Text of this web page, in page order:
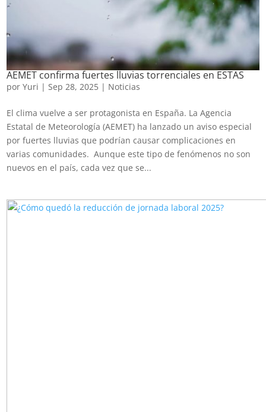
AEMET confirma fuertes lluvias torrenciales en ESTAS
porYuri | Sep 28, 2025 | Noticias
El clima vuelve a ser protagonista en España. La Agencia
Estatal de Meteorología (AEMET) ha lanzado un aviso especial
por fuertes lluvias que podrían causar complicaciones en
varias comunidades. Aunque este tipo de fenómenos no son
nuevos en el país, cada vez que se...